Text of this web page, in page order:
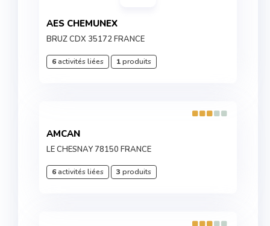
AES CHEMUNEX
BRUZ CDX 35172 FRANCE
6activités liées 1produits
AMCAN
LE CHESNAY 78150 FRANCE
6activités liées 3 produits